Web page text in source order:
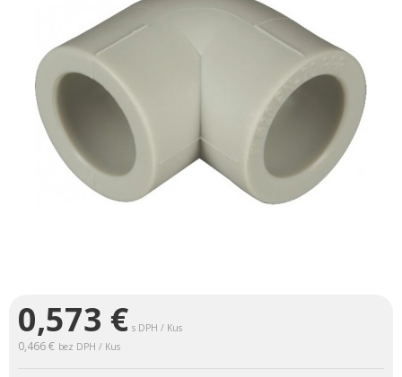
0,573 € s DPH / Kus
0,466 € bez DPH / Kus